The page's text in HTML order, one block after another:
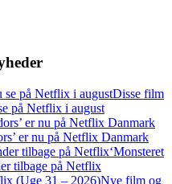
Disse film
på Netflix i august
er nu på Netflix Danmark
‘Monsteret
tilbage på Netflix
Nye film og